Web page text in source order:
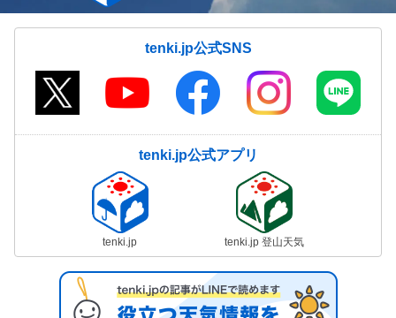
tenki.jp公式SNS
tenki.jp公式アプリ
tenki.jp tenki.jp 登山天気